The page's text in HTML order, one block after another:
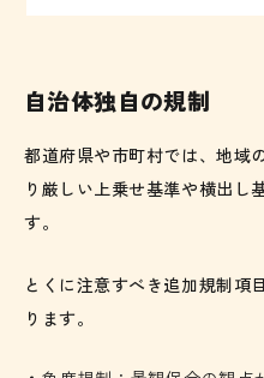
自治体独自の規制
都道府県や市町村では、地域
り厳しい上乗せ基準や横出し
す。
とくに注意すべき追加規制項
ります。